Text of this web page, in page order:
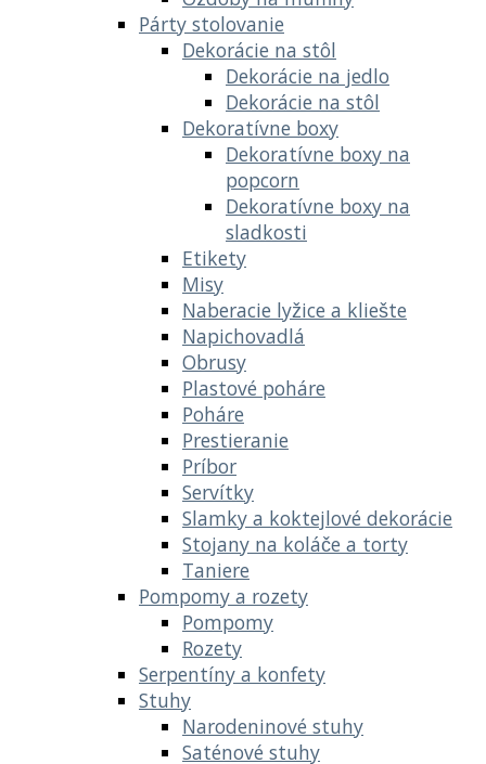
Párty stolovanie
Dekorácie na stôl
Dekorácie na jedlo
Dekorácie na stôl
Dekoratívne boxy
Dekoratívne boxy na
popcorn
Dekoratívne boxy na
sladkosti
Etikety
Misy
Naberacie lyžice a kliešte
Napichovadlá
Obrusy
Plastové poháre
Poháre
Prestieranie
Príbor
Servítky
Slamky a koktejlové dekorácie
Stojany na koláče a torty
Taniere
Pompomy a rozety
Pompomy
Rozety
Serpentíny a konfety
Stuhy
Narodeninové stuhy
Saténové stuhy